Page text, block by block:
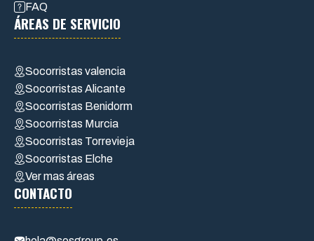
FAQ
ÁREAS DE SERVICIO
Socorristas valencia
Socorristas Alicante
Socorristas Benidorm
Socorristas Murcia
Socorristas Torrevieja
Socorristas Elche
Ver mas áreas
CONTACTO